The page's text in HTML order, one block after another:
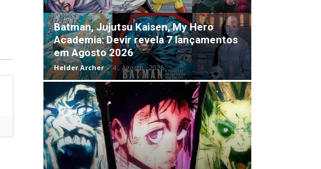
Batman, Jujutsu Kaisen, My Hero
Academia: Devir revela 7 lançamentos
em Agosto 2026
Helder Archer - 4 , Agosto , 2026